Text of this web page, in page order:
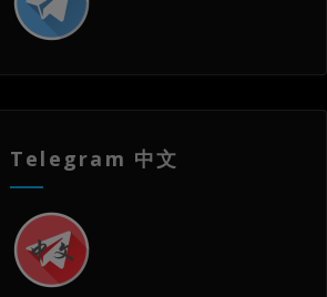
Telegram 中文